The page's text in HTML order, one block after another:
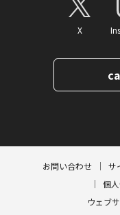
X
お問い合わせ サ
個
ウェブ